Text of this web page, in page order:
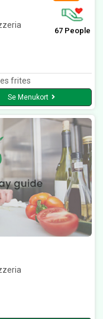
67 People
frites
Se Menukort